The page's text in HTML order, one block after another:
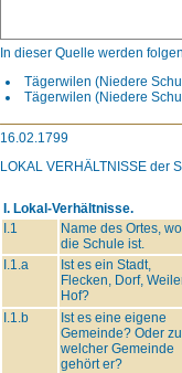
In dieser Quelle werden
Tägerwilen (Niedere
Tägerwilen (Niedere
16.02.1799
LOKAL VERHÄLTNISSE der
I. Lokal-Verhältnisse.
I.1
Name des Ortes, wo
die Schule ist.
I.1.a
Ist es ein Stadt,
Flecken, Dorf,
Hof?
I.1.b
Ist es eine eigene
Gemeinde? Oder zu
welcher Gemeinde
gehört er?